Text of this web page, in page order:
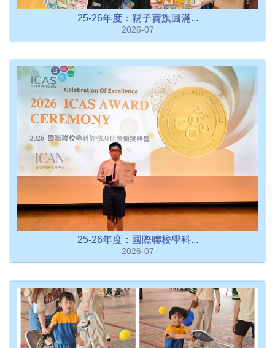
25-26年度：親子賣旗圓滿...
2026-07
25-26年度：國際聯校學科...
2026-07